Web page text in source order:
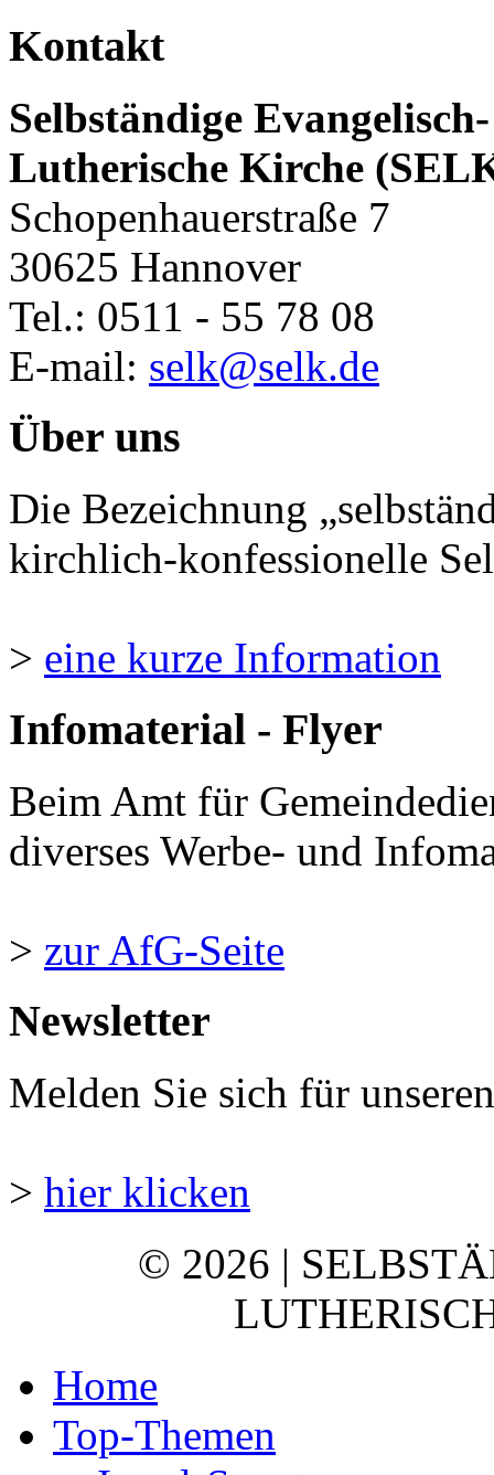
Kontakt
Selbständige Evangelisch-
Lutherische Kirche
Schopenhauerstraße 7
30625 Hannover
Tel.: 0511 - 55 78 08
E-mail: selk@selk.de
Über uns
Die Bezeichnung
kirchlich-konfessionelle
> eine kurze Information
Infomaterial - Flyer
Beim Amt für
diverses Werbe- und
> zur AfG-Seite
Newsletter
Melden Sie sich für
> hier klicken
© 2026 |
Home
Top-Themen